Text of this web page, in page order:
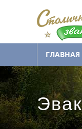
ГЛАВНАЯ